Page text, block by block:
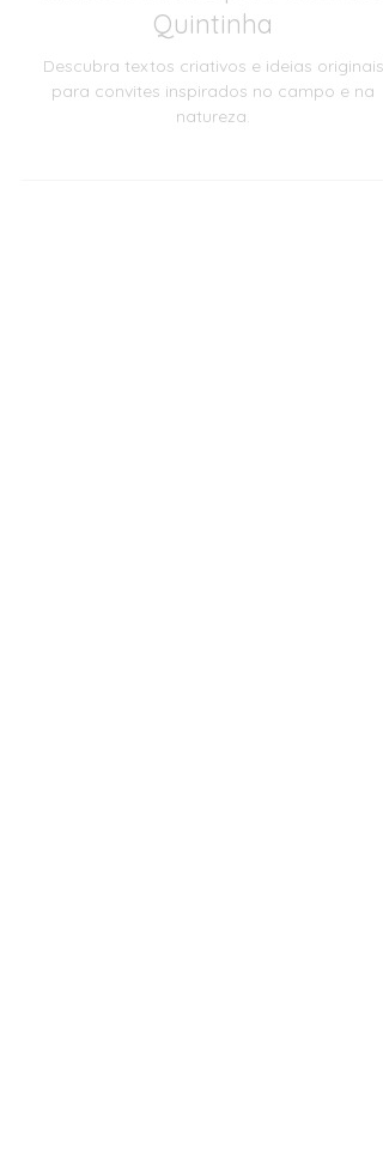
Textos e ideias para convites
Quintinha
Descubra textos criativos e ideias originais